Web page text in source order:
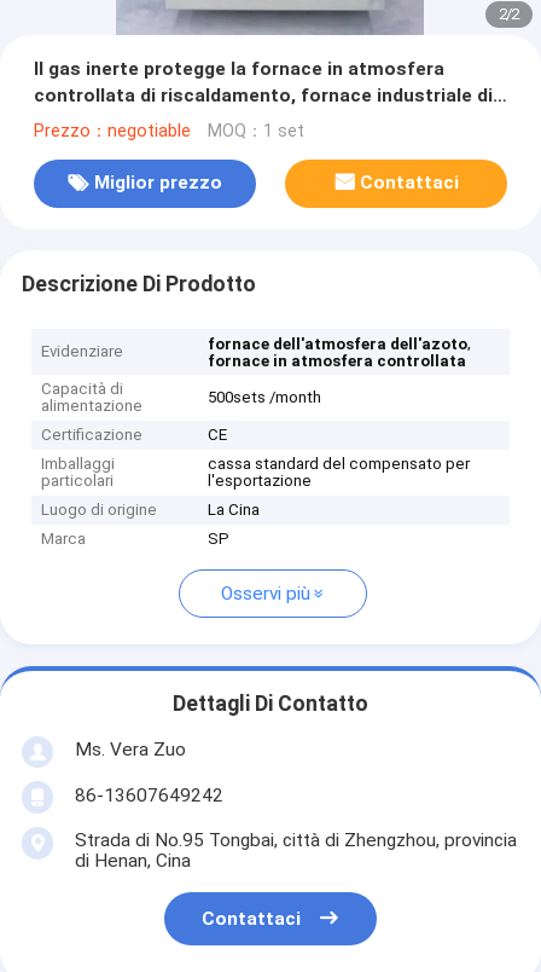
2/2
Il gas inerte protegge la fornace in atmosfera
controllata di riscaldamento, fornace industriale di
vuoto di 12L 1400C
Prezzo：negotiable MOQ：1 set
Miglior prezzo Contattaci
Descrizione Di Prodotto
Evidenziare fornace dell'atmosfera dell'azoto,
fornace in atmosfera controllata
Capacità di
alimentazione
500sets /month
Certificazione
CE
Imballaggi
particolari
cassa standard del compensato per
l'esportazione
Luogo di origine
La Cina
Marca
SP
Osservi più
Dettagli Di Contatto
Ms. Vera Zuo
86-13607649242
Strada di No.95 Tongbai, città di Zhengzhou, provincia
di Henan, Cina
Contattaci